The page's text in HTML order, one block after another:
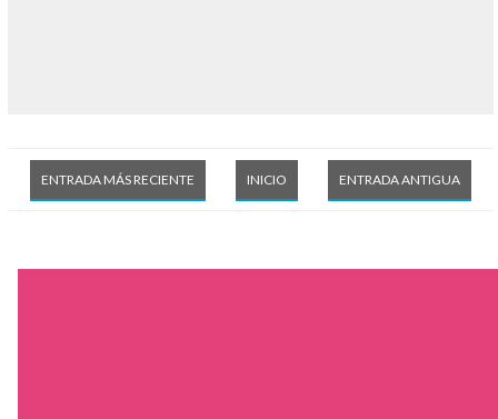
ENTRADA MÁS RECIENTE ENTRADA ANTIGUA
INICIO